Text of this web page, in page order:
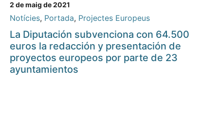
2 de maig de 2021
Notícies, Portada, Projectes Europeus
La Diputación subvenciona con 64.500
euros la redacción y presentación de
proyectos europeos por parte de 23
ayuntamientos